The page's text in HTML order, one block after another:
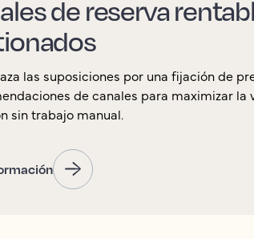
de reserva
las suposiciones por una fijación de
de canales para maximizar la
sin trabajo manual.